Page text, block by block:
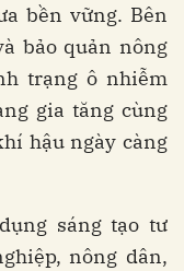
bền vững. Bên
bảo quản nông
trạng ô nhiễm
gia tăng cùng
hậu ngày càng
sáng tạo tư
nông dân,